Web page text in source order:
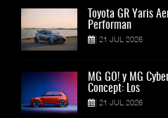
Lala Yomi® y Toy
impulsa
30 JUL 2026
Industria tequilera
28 JUL 2026
Toyota GR Yaris
Performan
21 JUL 2026
MG GO! y MG
Concept: Los
21 JUL 2026